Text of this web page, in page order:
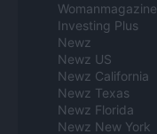
Womanmagazine
Investing Plus
Newz
Newz US
Newz California
Newz Texas
Newz Florida
Newz New York